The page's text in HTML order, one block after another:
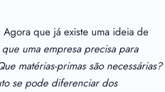
Agora que já existe uma ideia de
uma empresa precisa para
matérias-primas são necessárias?
se pode diferenciar dos